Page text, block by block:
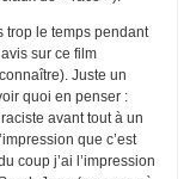
trop le temps pendant
sur ce film
Juste un
quoi en penser :
avant tout à un
que c’est
coup j’ai l’impression